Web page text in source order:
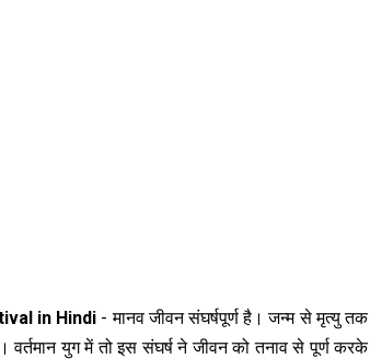
in Hindi - मानव जीवन संघर्षपूर्ण है। जन्म से मृत्यु तक
वर्तमान युग में तो इस संघर्ष ने जीवन को तनाव से पूर्ण करके